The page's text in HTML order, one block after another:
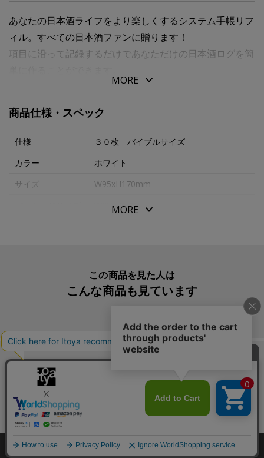
あなたの日本酒ライフをより楽しくするシステム手帳リフ
ィル。すべての日本酒ファンに贈ります！
項目に沿って記録するだけであなただけの日本酒ログを簡
んでください。
楽しみ方や美味しく飲むコツを記録することで、日本酒の
知識を深めることができます。
ラベルのイラストや一緒に食べた食事などを描き加えて、
自分だけの楽しいログを作ってください。
MORE
商品仕様・スペック
仕様
３０枚 バイブルサイズ
カラー
ホワイト
サイズ
W95xH170mm
W95xH170mm
日本
１冊
MORE
この商品を見た人は
こんな商品も見ています
こんな商品も買っています
Copyright©伊東屋 All Rights Reserved.